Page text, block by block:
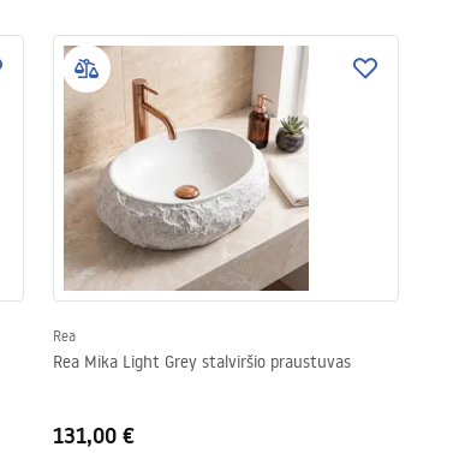
Rea
Rea Mika Light Grey stalviršio praustuvas
131,00 €